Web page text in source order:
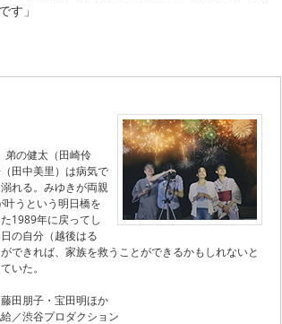
す」
弟の健太（田崎伶
田中美里）は病気で
れる。みゆきが両親
うという明日橋を
1989年に戻ってし
の自分（越後はる
できれば、家族を救うことができるかもしれないと
いた。
田朋子・宝田明ほか
／渋谷プロダクション